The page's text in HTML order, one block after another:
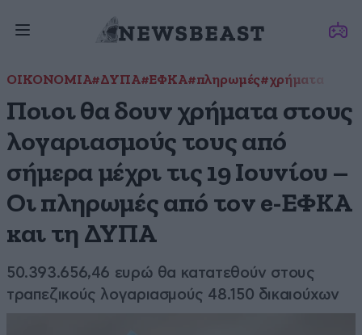
ΟΙΚΟΝΟΜΙΑ#ΔΥΠΑ#ΕΦΚΑ#πληρωμές#χρήματα
Ποιοι θα δουν χρήματα στους
λογαριασμούς τους από
σήμερα μέχρι τις 19 Ιουνίου –
Οι πληρωμές από τον e-ΕΦΚΑ
και τη ΔΥΠΑ
50.393.656,46 ευρώ θα κατατεθούν στους
τραπεζικούς λογαριασμούς 48.150 δικαιούχων